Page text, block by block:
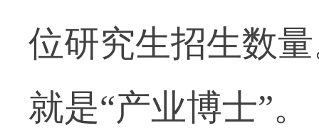
位研究生招生数
就是“产业博士”。